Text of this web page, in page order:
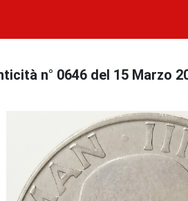
n° 0646 del 15 Marzo